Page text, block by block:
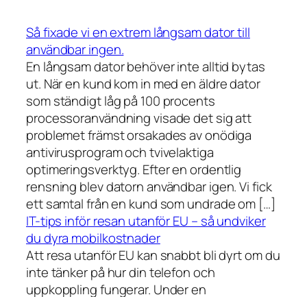
Så fixade vi en extrem långsam dator till
användbar ingen.
En långsam dator behöver inte alltid bytas
ut. När en kund kom in med en äldre dator
som ständigt låg på 100 procents
processoranvändning visade det sig att
problemet främst orsakades av onödiga
antivirusprogram och tvivelaktiga
optimeringsverktyg. Efter en ordentlig
rensning blev datorn användbar igen. Vi fick
ett samtal från en kund som undrade om […]
IT-tips inför resan utanför EU – så undviker
du dyra mobilkostnader
Att resa utanför EU kan snabbt bli dyrt om du
inte tänker på hur din telefon och
uppkoppling fungerar. Under en